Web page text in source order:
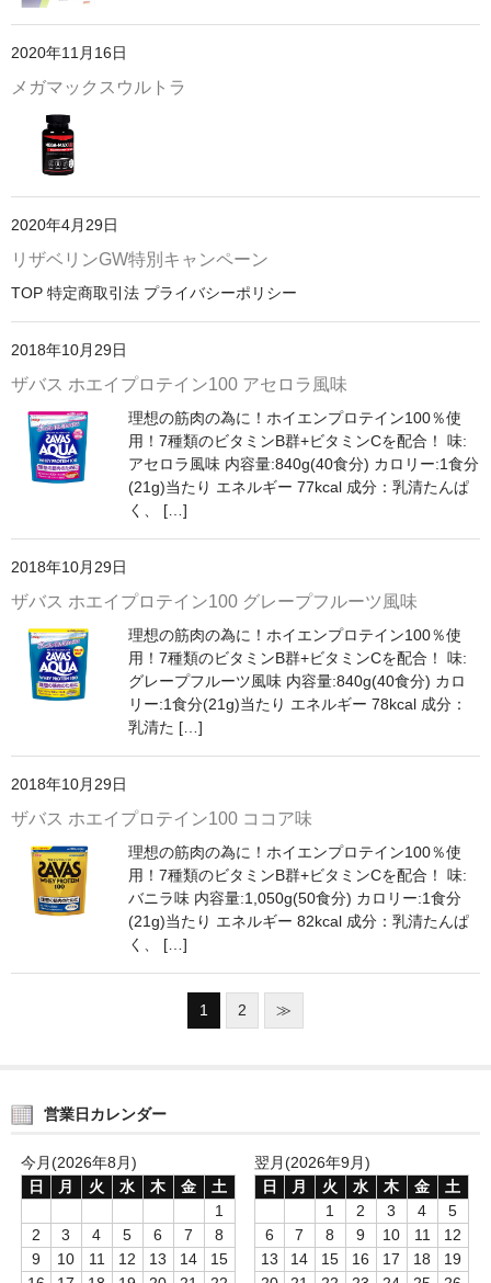
2020年11月16日
メガマックスウルトラ
2020年4月29日
リザベリンGW特別キャンペーン
TOP 特定商取引法 プライバシーポリシー
2018年10月29日
ザバス ホエイプロテイン100 アセロラ風味
理想の筋肉の為に！ホイエンプロテイン100％使
用！7種類のビタミンB群+ビタミンCを配合！ 味:
アセロラ風味 内容量:840g(40食分) カロリー:1食分
(21g)当たり エネルギー 77kcal 成分：乳清たんぱ
く、 […]
2018年10月29日
ザバス ホエイプロテイン100 グレープフルーツ風味
理想の筋肉の為に！ホイエンプロテイン100％使
用！7種類のビタミンB群+ビタミンCを配合！ 味:
グレープフルーツ風味 内容量:840g(40食分) カロ
リー:1食分(21g)当たり エネルギー 78kcal 成分：
乳清た […]
2018年10月29日
ザバス ホエイプロテイン100 ココア味
理想の筋肉の為に！ホイエンプロテイン100％使
用！7種類のビタミンB群+ビタミンCを配合！ 味:
バニラ味 内容量:1,050g(50食分) カロリー:1食分
(21g)当たり エネルギー 82kcal 成分：乳清たんぱ
く、 […]
1 2 ≫
営業日カレンダー
今月(2026年8月)
日
月 火 水 木 金
土
1
2
3 4 5 6 7
8
9
10 11 12 13 14
15
翌月(2026年9月)
日
月 火 水 木 金
土
1
2 3 4
5
6
7 8 9 10 11
12
13
14 15 16 17 18
19